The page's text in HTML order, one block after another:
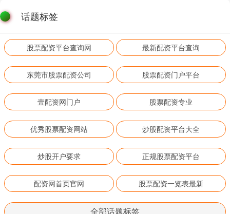
话题标签
股票配资平台查询网 最新配资平台查询
东莞市股票配资公司 股票配资门户平台
壹配资网门户 股票配资专业
优秀股票配资网站 炒股配资平台大全
炒股开户要求 正规股票配资平台
配资网首页官网 股票配资一览表最新
全部话题标签